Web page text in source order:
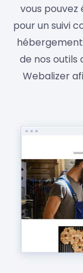
vous pouvez
pour un suivi
de nos outils
Webalizer